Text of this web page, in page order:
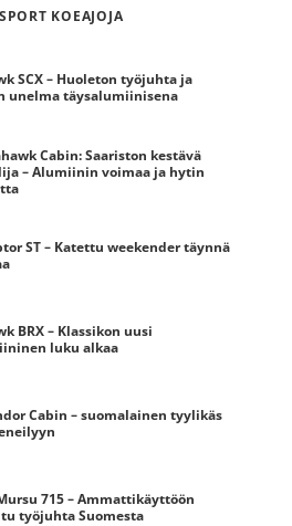
KOEAJOJA
SCX – Huoleton työjuhta ja
unelma täysalumiinisena
Cabin: Saariston kestävä
– Alumiinin voimaa ja hytin
ST – Katettu weekender täynnä
BRX – Klassikon uusi
luku alkaa
Cabin – suomalainen tyylikäs
715 – Ammattikäyttöön
työjuhta Suomesta